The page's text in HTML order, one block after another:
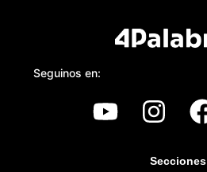
Seguinos en:
Secciones